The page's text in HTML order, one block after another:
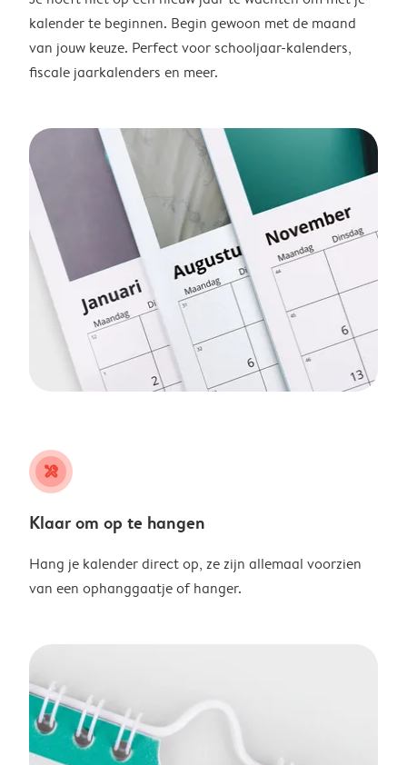
kalender te beginnen. Begin gewoon met de maand
van jouw keuze. Perfect voor schooljaar-kalenders,
fiscale jaarkalenders en meer.
tools
Klaar om op te hangen
Hang je kalender direct op, ze zijn allemaal voorzien
van een ophanggaatje of hanger.